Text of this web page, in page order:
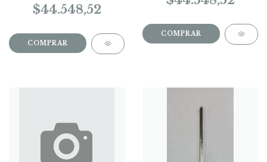
$44.548,52
COMPRAR
COMPRAR